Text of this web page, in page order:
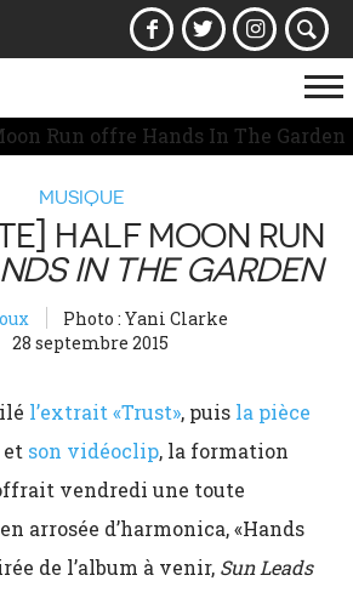
la
MUSIQUE
HALF MOON RUN
IN THE GARDEN
Photo : Yani Clarke
28 septembre 2015
l’extrait «Trust», puis la pièce
et son vidéoclip, la formation
vendredi une toute
arrosée d’harmonica, «Hands
de l’album à venir, Sun Leads